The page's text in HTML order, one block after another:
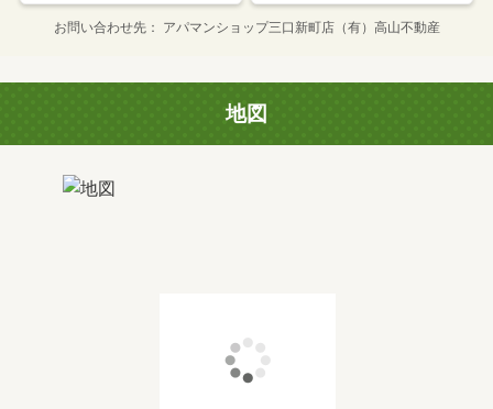
お問い合わせ先 アパマンショップ三口新町店（有）高山不動産
地図